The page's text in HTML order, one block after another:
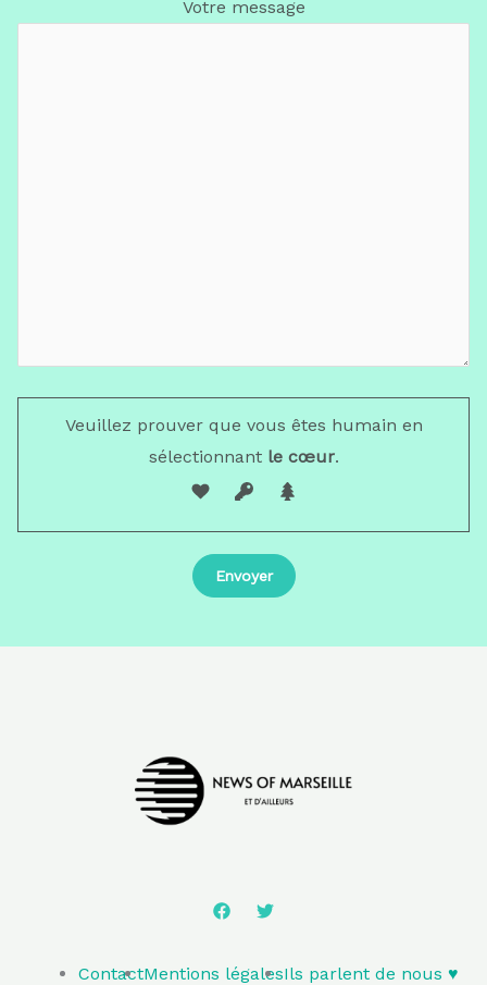
Votre message
Veuillez prouver que vous êtes humain en
sélectionnantle cœur.
ContactMentions légalesIls parlent de nous ♥️